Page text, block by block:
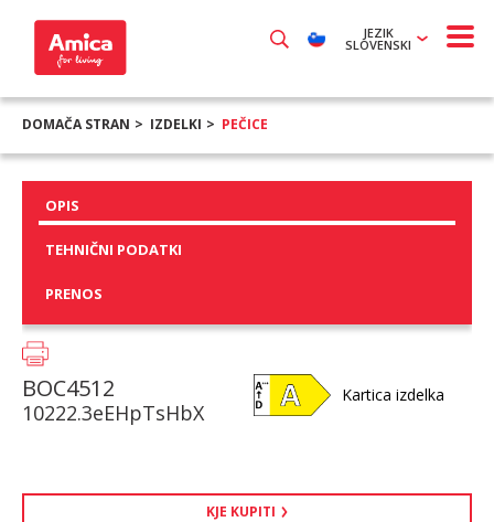
JEZIK
SLOVENSKI
DOMAČA STRAN IZDELKI PEČICE
OPIS
TEHNIČNI PODATKI
PRENOS
BOC4512
10222.3eEHpTsHbX
Kartica izdelka
KJE KUPITI